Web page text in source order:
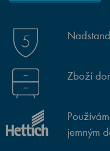
Zboží
jemným